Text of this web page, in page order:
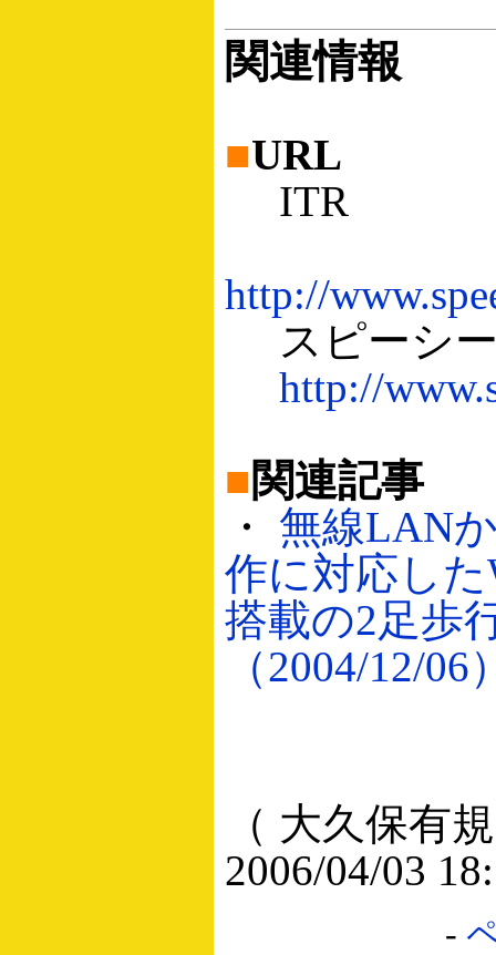
関連情報
■URL
ITR
http://
スピーシ
http://
■関連記事
・ 無線LAN
作に対応した
搭載の2足歩
（2004/12/06
（ 大久保有
2006/04/03
-